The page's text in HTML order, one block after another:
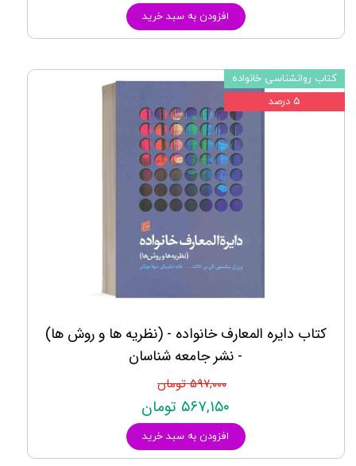
افزودن به سبد خرید
کتاب دایره المعارف خانواده - (نظریه ها و روش ها)
- نشر جامعه شناسان
۵۹۷,۰۰۰ تومان
۵۶۷,۱۵۰ تومان
افزودن به سبد خرید
کتاب روانشناسی خانواده
۵ درصد